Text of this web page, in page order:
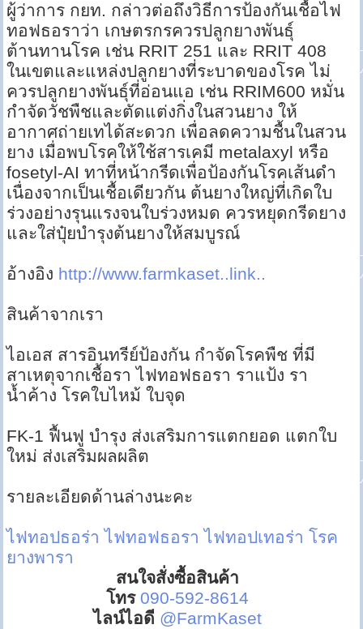
ผู้ว่าการ กยท. กล่าวต่อถึงวิธีการป้องกันเชื้อไฟ
ทอฟธอราว่า เกษตรกรควรปลูกยางพันธุ์
ต้านทานโรค เช่น RRIT 251 และ RRIT 408
ในเขตและแหล่งปลูกยางที่ระบาดของโรค ไม่
ควรปลูกยางพันธุ์ที่อ่อนแอ เช่น RRIM600 หมั่น
กำจัดวัชพืชและตัดแต่งกิ่งในสวนยาง ให้
อากาศถ่ายเทได้สะดวก เพื่อลดความชื้นในสวน
ยาง เมื่อพบโรคให้ใช้สารเคมี metalaxyl หรือ
fosetyl-AI ทาที่หน้ากรีดเพื่อป้องกันโรคเส้นดำ
เนื่องจากเป็นเชื้อเดียวกัน ต้นยางใหญ่ที่เกิดใบ
ร่วงอย่างรุนแรงจนใบร่วงหมด ควรหยุดกรีดยาง
และใส่ปุ๋ยบำรุงต้นยางให้สมบูรณ์
อ้างอิง http://www.farmkaset..link..
สินค้าจากเรา
ไอเอส สารอินทรีย์ป้องกัน กำจัดโรคพืช ที่มี
สาเหตุจากเชื้อรา ไฟทอฟธอรา ราแป้ง รา
น้ำค้าง โรคใบไหม้ ใบจุด
FK-1 ฟื้นฟู บำรุง ส่งเสริมการแตกยอด แตกใบ
ใหม่ ส่งเสริมผลผลิต
รายละเอียดด้านล่างนะคะ
ไฟทอปธอร่า ไฟทอฟธอรา ไฟทอปเทอร่า โรค
ยางพารา
สนใจสั่งซื้อสินค้า
โทร 090-592-8614
ไลน์ไอดี @FarmKaset